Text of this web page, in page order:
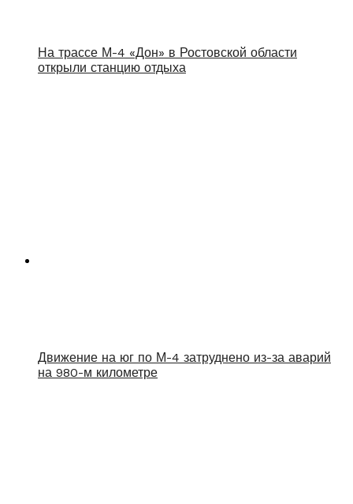
На трассе М-4 «Дон» в Ростовской области
открыли станцию отдыха
Движение на юг по М-4 затруднено из-за аварий
на 980-м километре